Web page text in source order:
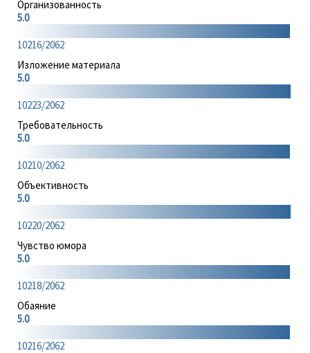
Организованность
5.0
10216/2062
Изложение материала
5.0
10223/2062
Требовательность
5.0
10210/2062
Объективность
5.0
10220/2062
Чувство юмора
5.0
10218/2062
Обаяние
5.0
10216/2062